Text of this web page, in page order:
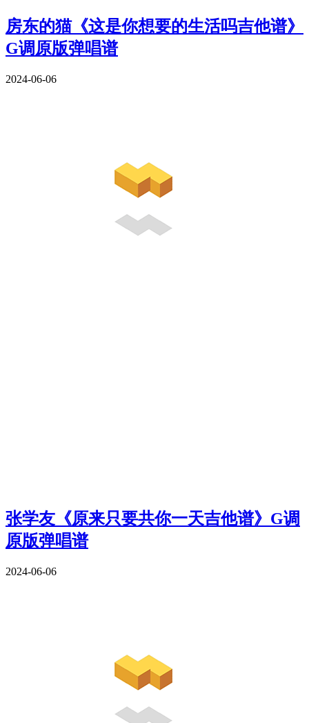
房东的猫《这是你想要的生活吗吉他谱》
G调原版弹唱谱
2024-06-06
张学友《原来只要共你一天吉他谱》G调
原版弹唱谱
2024-06-06